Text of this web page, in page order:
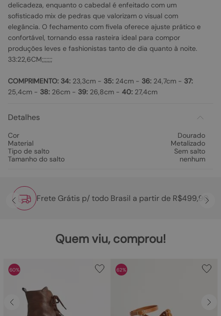
delicadeza, enquanto o cabedal é enfeitado com um
sofisticado mix de pedras que valorizam o visual com
elegância. O fechamento com fivela oferece ajuste prático e
confortável, tornando essa rasteira ideal para compor
produções leves e fashionistas tanto de dia quanto à noite.
33:22,6CM;;;;;;;
COMPRIMENTO: 34: 23,3cm - 35: 24cm - 36: 24,7cm - 37:
25,4cm - 38: 26cm - 39: 26,8cm - 40: 27,4cm
Detalhes
Cor
Dourado
Material
Metalizado
Tipo de salto
Sem salto
Tamanho do salto
nenhum
Frete Grátis p/ todo Brasil a partir de R$499,90
Quem viu, comprou!
60% 62%